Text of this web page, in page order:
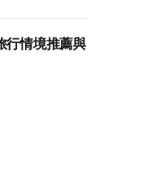
行情境推薦與